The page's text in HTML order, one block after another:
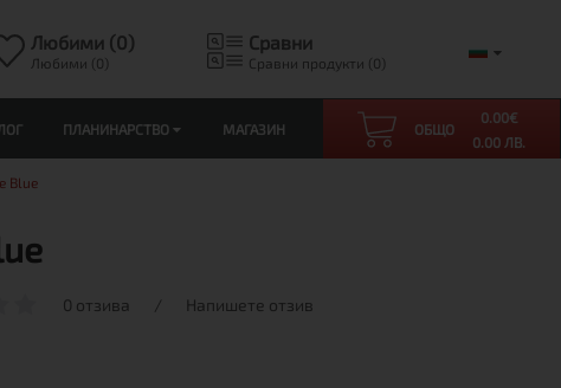
Любими (0)
Любими (0)
Сравни
Сравни продукти (0)
ПЛАНИНАРСТВО МАГАЗИН ОБЩО
0.00€
0.00 ЛВ.
Blue
0 отзива / Напишете отзив